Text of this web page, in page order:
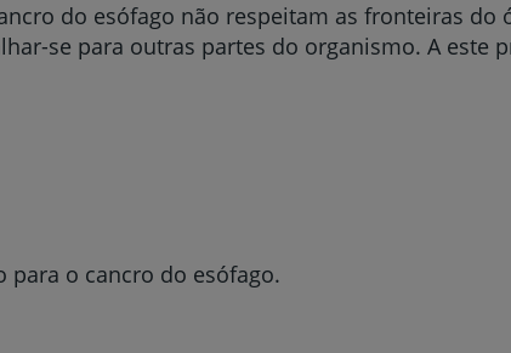
do esófago não respeitam as fronteiras do
se para outras partes do organismo. A este
para o cancro do esófago.